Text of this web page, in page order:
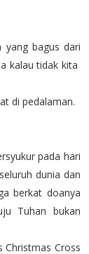
yang bagus dari
kalau tidak kita
di pedalaman.
pada hari
dunia dan
berkat doanya
Tuhan bukan
Christmas Cross